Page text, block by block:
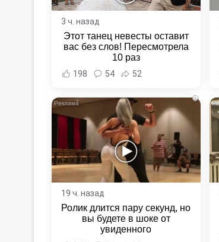
3 ч. назад
Этот танец невесты оставит
вас без слов! Пересмотрела
10 раз
198 54 52
i
19 ч. назад
Ролик длится пару секунд, но
вы будете в шоке от
увиденного